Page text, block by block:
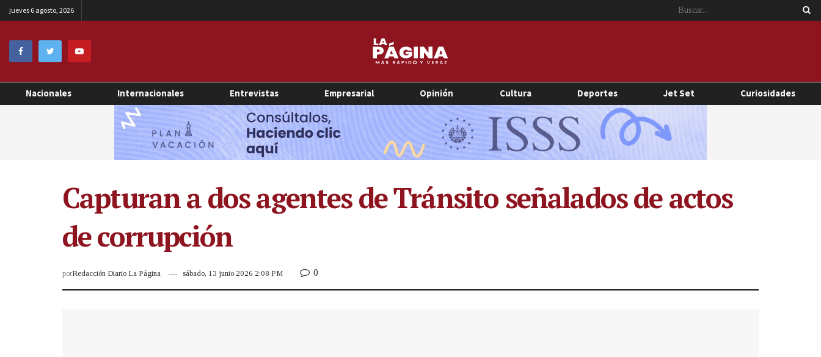
jueves 6 agosto, 2026
Nacionales Internacionales Entrevistas Empresarial Opinión Cultura Deportes Jet Set Curiosidades
Capturan a dos agentes de Tránsito señalados de actos
de corrupción
porRedacción Diario La Página sábado, 13 junio 2026 2:08 PM 0